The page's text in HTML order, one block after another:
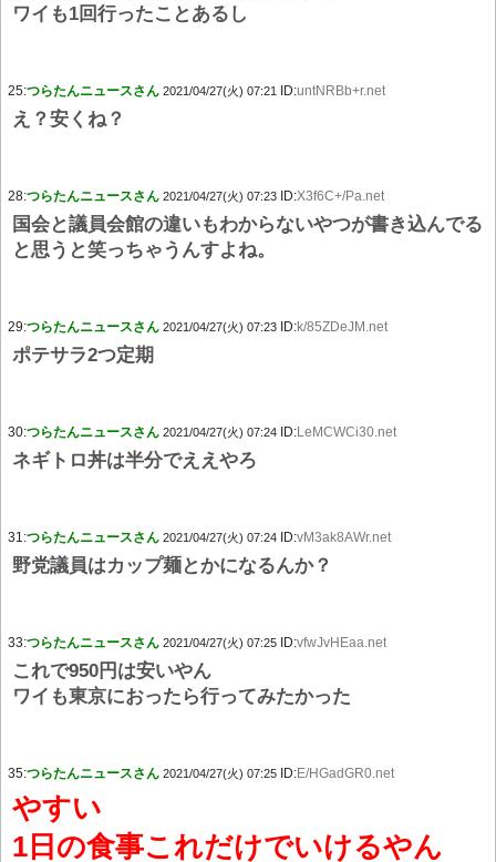
ワイも1回行ったことあるし
25:つらたんニュースさん 2021/04/27(火) 07:21 ID:untNRBb+r.net
え？安くね？
28:つらたんニュースさん 2021/04/27(火) 07:23 ID:X3f6C+/Pa.net
国会と議員会館の違いもわからないやつが書き込んでる
と思うと笑っちゃうんすよね。
29:つらたんニュースさん 2021/04/27(火) 07:23 ID:k/85ZDeJM.net
ポテサラ2つ定期
30:つらたんニュースさん 2021/04/27(火) 07:24 ID:LeMCWCi30.net
ネギトロ丼は半分でええやろ
31:つらたんニュースさん 2021/04/27(火) 07:24 ID:vM3ak8AWr.net
野党議員はカップ麺とかになるんか？
33:つらたんニュースさん 2021/04/27(火) 07:25 ID:vfwJvHEaa.net
これで950円は安いやん
ワイも東京におったら行ってみたかった
35:つらたんニュースさん 2021/04/27(火) 07:25 ID:E/HGadGR0.net
やすい
1日の食事これだけでいけるやん